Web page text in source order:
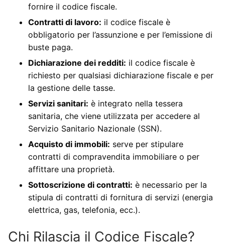
fornire il codice fiscale.
Contratti di lavoro: il codice fiscale è
obbligatorio per l’assunzione e per l’emissione di
buste paga.
Dichiarazione dei redditi: il codice fiscale è
richiesto per qualsiasi dichiarazione fiscale e per
la gestione delle tasse.
Servizi sanitari: è integrato nella tessera
sanitaria, che viene utilizzata per accedere al
Servizio Sanitario Nazionale (SSN).
Acquisto di immobili: serve per stipulare
contratti di compravendita immobiliare o per
affittare una proprietà.
Sottoscrizione di contratti: è necessario per la
stipula di contratti di fornitura di servizi (energia
elettrica, gas, telefonia, ecc.).
Chi Rilascia il Codice Fiscale?